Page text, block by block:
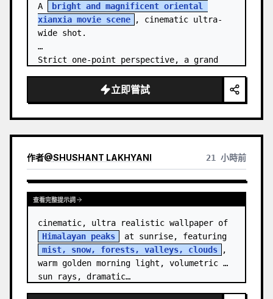
A
bright and magnificent oriental
xianxia movie scene
, cinematic ultra-
wide shot.
Strict one-point perspective, a grand
golden jade, passing through the sea of
clouds from the bottom…
立即嘗試
作者@SHUSHANT LAKHYANI 21 小時前
查看完整提示詞
Himalayan peaks
mist, snow, forests, valleys, clouds
,
warm golden morning light, volumetric
sun rays, dramatic…